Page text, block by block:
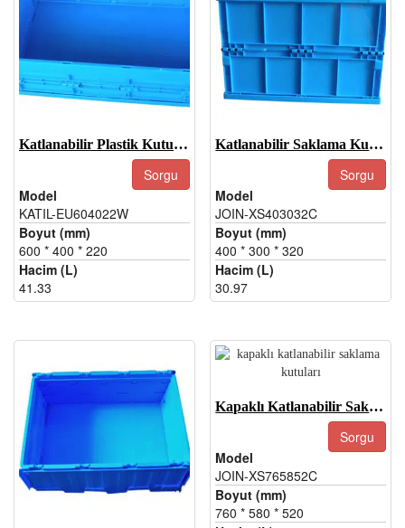
Katlanabilir Plastik Kutu-JOIN-EU604022W
Sorgu
Model
KATIL-EU604022W
Boyut (mm)
600 * 400 * 220
Hacim (L)
41.33
Katlanabilir Saklama Kutuları-JOIN-XS403032C
Sorgu
Model
JOIN-XS403032C
Boyut (mm)
400 * 300 * 320
Hacim (L)
30.97
Kapaklı Katlanabilir Saklama Kutuları-JOIN-XS765852C
Sorgu
Model
JOIN-XS765852C
Boyut (mm)
760 * 580 * 520